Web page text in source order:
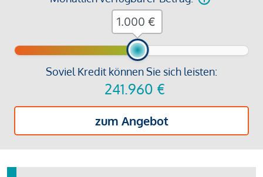
Soviel Kredit können Sie sich leisten:
241.960 €
zum Angebot
€